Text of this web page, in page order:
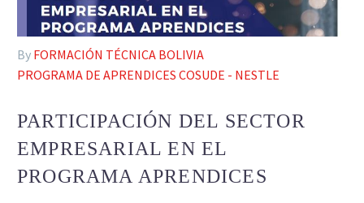
By FORMACIÓN TÉCNICA BOLIVIA
PROGRAMA DE APRENDICES COSUDE - NESTLE
PARTICIPACIÓN DEL SECTOR
EMPRESARIAL EN EL
PROGRAMA APRENDICES